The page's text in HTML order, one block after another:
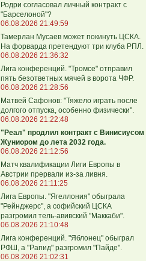
Родри согласовал личный контракт с
"Барселоной"?
06.08.2026 21:49:59
Тамерлан Мусаев может покинуть ЦСКА.
На форварда претендуют три клуба РПЛ.
06.08.2026 21:36:32
Лига конференций. "Тромсе" отправил
пять безответных мячей в ворота ЧФР.
06.08.2026 21:28:56
Матвей Сафонов: "Тяжело играть после
долгого отпуска, особенно физически".
06.08.2026 21:22:48
"Реал" продлил контракт с Винисиусом
Жуниором до лета 2032 года.
06.08.2026 21:12:56
Матч квалификации Лиги Европы в
Австрии прервали из-за ливня.
06.08.2026 21:11:25
Лига Европы. "Ягеллония" обыграла
"Рейнджерс", а софийский ЦСКА
разгромил тель-авивский "Маккаби".
06.08.2026 21:10:48
Лига кoнференций. "Яблонец" обыграл
РФШ, а "Рапид" разгромил "Пайде".
06.08.2026 21:02:31